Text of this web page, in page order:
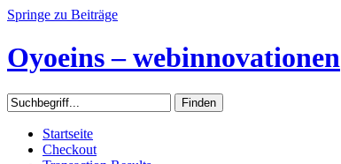
Springe zu Beiträge
Oyoeins – webinnovationen
Startseite
Checkout